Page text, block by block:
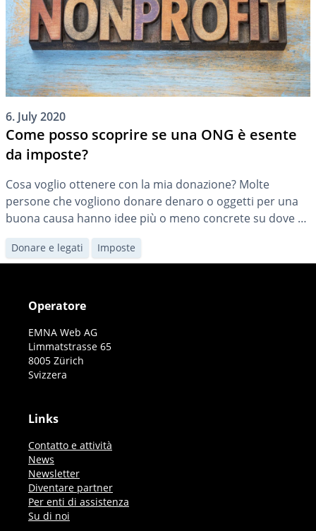
6. July 2020
Come posso scoprire se una ONG è esente
da imposte?
Cosa voglio ottenere con la mia donazione? Molte
persone che vogliono donare denaro o oggetti per una
buona causa hanno idee più o meno concrete su dove e
come le loro donazioni dovrebbero essere utilizzate. Un
utile punto di partenza per gli indecisi può essere quello
Donare e legati Imposte
Operatore
EMNA Web AG
Limmatstrasse 65
8005 Zürich
Svizzera
Links
Contatto e attività
News
Newsletter
Diventare partner
Per enti di assistenza
Su di noi